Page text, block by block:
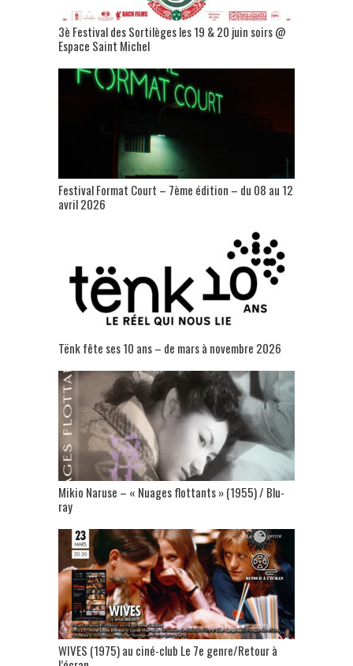
3è Festival des Sortilèges les 19 & 20 juin soirs @
Espace Saint Michel
Festival Format Court – 7ème édition – du 08 au 12
avril 2026
Tënk fête ses 10 ans – de mars à novembre 2026
Mikio Naruse – « Nuages flottants » (1955) / Blu-
ray
WIVES (1975) au ciné-club Le 7e genre/Retour à